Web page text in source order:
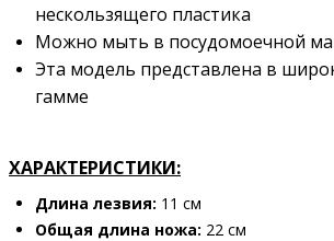
нескользящего пластика
Можно мыть в посудомоечной
Эта модель представлена в
гамме
ХАРАКТЕРИСТИКИ:
Длина лезвия: 11 см
Общая длина ножа: 22 см